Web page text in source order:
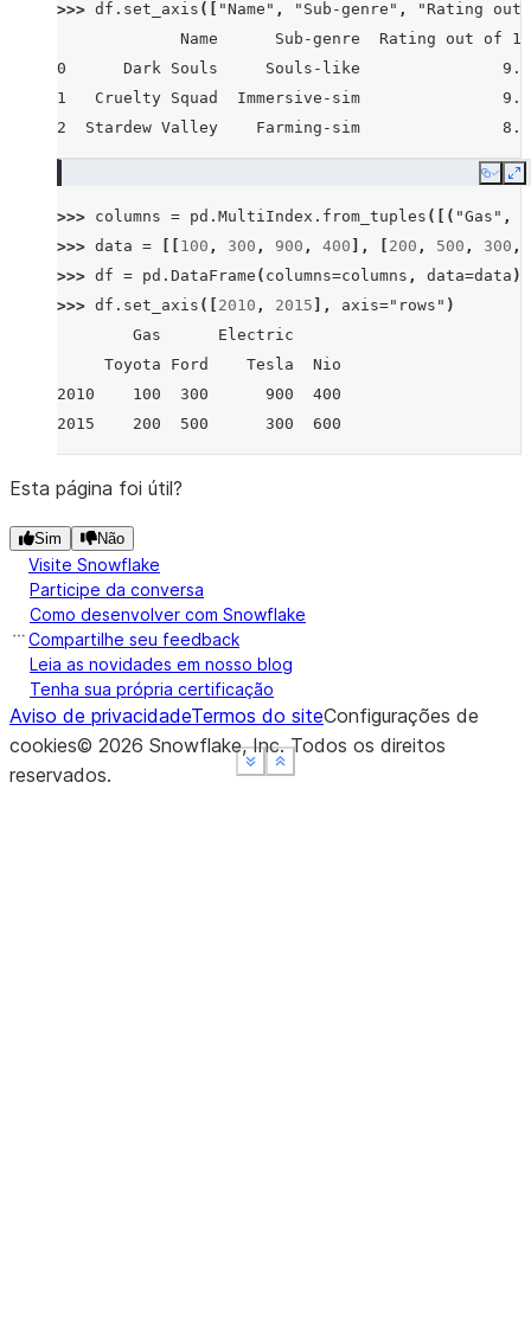
Show less
See more
>>> df . set_axis ([ "Name" , "Sub-genre" ,
"Rating out
             Name      Sub-genre  Rating out of 10
0      Dark Souls     Souls-like               9.5
1   Cruelty Squad  Immersive-sim               9.0
2  Stardew Valley    Farming-sim               8.7
Show less
See more
Copy
>>> columns = pd . MultiIndex . from_tuples ([( "Gas" ,
>>> data = 100 , 300 , 900 , 400 ], 200 , 500 , 300 ,
>>> df = pd . DataFrame ( columns=columns , data=data )
>>> df . set_axis ([ 2010 , 2015 ], axis="rows" )
        Gas      Electric
     Toyota Ford    Tesla  Nio
2010    100  300      900  400
2015    200  500      300  600
Show less
See more
Esta página foi útil?
Sim Não
Visite Snowflake
Participe da conversa
Como desenvolver com Snowflake
Compartilhe seu feedback
Leia as novidades em nosso blog
Tenha sua própria certificação
Aviso de privacidadeTermos do siteConfigurações de
cookies© 2026 Snowflake, Inc.Todos os direitos
reservados.